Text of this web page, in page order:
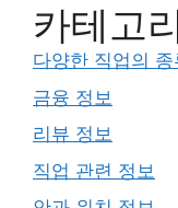
카테고
다양한 직업의 종
금융 정보
리뷰 정보
직업 관련 정보